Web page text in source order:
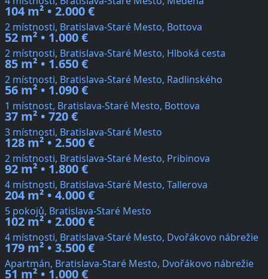
104 m² • 2.000 €
2 místnosti, Bratislava-Staré Mesto, Bottova
52 m² • 1.000 €
2 místnosti, Bratislava-Staré Mesto, Hlboká cesta
85 m² • 1.650 €
2 místnosti, Bratislava-Staré Mesto, Radlinského
56 m² • 1.090 €
1 místnost, Bratislava-Staré Mesto, Bottova
37 m² • 720 €
3 místnosti, Bratislava-Staré Mesto
128 m² • 2.500 €
2 místnosti, Bratislava-Staré Mesto, Pribinova
92 m² • 1.800 €
4 místnosti, Bratislava-Staré Mesto, Tallerova
204 m² • 4.000 €
5 pokojů, Bratislava-Staré Mesto
102 m² • 2.000 €
4 místnosti, Bratislava-Staré Mesto, Dvořákovo nábrežie
179 m² • 3.500 €
Apartmán, Bratislava-Staré Mesto, Dvořákovo nábrežie
51 m² • 1.000 €